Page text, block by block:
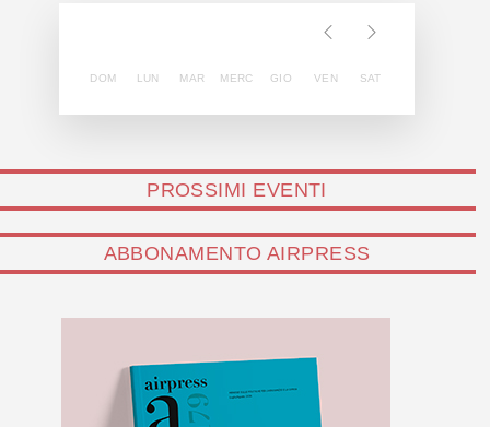
DOM LUN MAR MERC GIO VEN SAT
PROSSIMI EVENTI
ABBONAMENTO AIRPRESS